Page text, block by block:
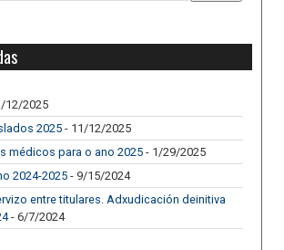
12/2025
2025 - 11/12/2025
médicos para o ano 2025 - 1/29/2025
2024-2025- 9/15/2024
entre titulares. Adxudicación deinitiva
- 6/7/2024